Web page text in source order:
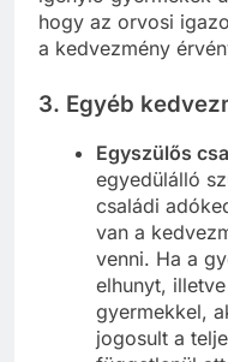
hogy az orvosi
a kedvezmény
3. Egyéb
Egyszülős
egyedülálló
családi
van a
venni. Ha a
elhunyt,
gyermekkel,
jogosult a